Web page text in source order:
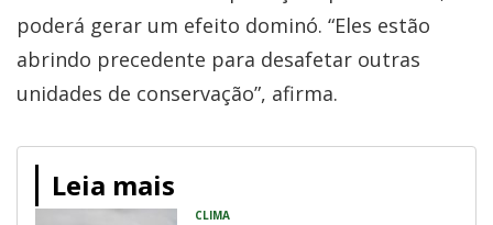
poderá gerar um efeito dominó. “Eles estão
abrindo precedente para desafetar outras
unidades de conservação”, afirma.
Leia mais
CLIMA